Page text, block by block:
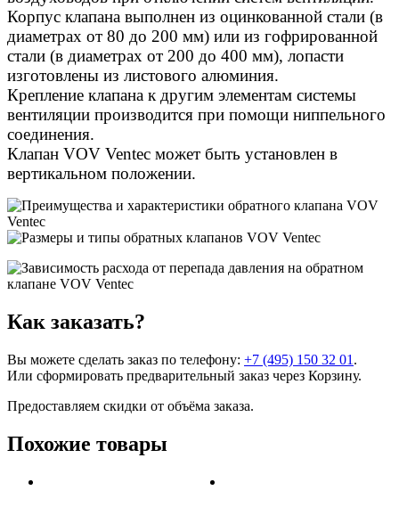
Корпус клапана выполнен из оцинкованной стали (в
диаметрах от 80 до 200 мм) или из гофрированной
стали (в диаметрах от 200 до 400 мм), лопасти
изготовлены из листового алюминия.
Крепление клапана к другим элементам системы
вентиляции производится при помощи ниппельного
соединения.
Клапан VOV Ventec может быть установлен в
вертикальном положении.
Как заказать?
Вы можете сделать заказ по телефону: +7 (495) 150 32 01 .
Или сформировать предварительный заказ через Корзину.
Предоставляем скидки от объёма заказа.
Похожие товары